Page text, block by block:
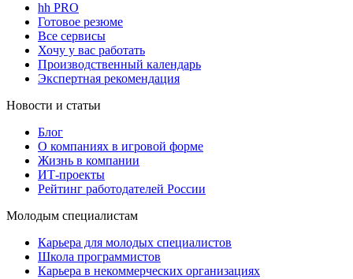
hh PRO
Готовое резюме
Все сервисы
Хочу у вас работать
Производственный календарь
Экспертная рекомендация
Новости и статьи
Блог
О компаниях в игровой форме
Жизнь в компании
ИТ-проекты
Рейтинг работодателей России
Молодым специалистам
Карьера для молодых специалистов
Школа программистов
Карьера в некоммерческих организациях